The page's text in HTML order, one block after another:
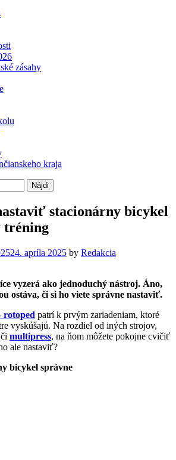
zásahy
kraja
stacionárny bicykel
tréning
24. apríla 2025 by Redakcia
vyzerá ako jednoduchý nástroj. Áno,
ostáva, či si ho viete správne nastaviť.
rotoped patrí k prvým zariadeniam, ktoré
vyskúšajú. Na rozdiel od iných strojov,
multipress, na ňom môžete pokojne cvičiť
ale nastaviť?
bicykel správne